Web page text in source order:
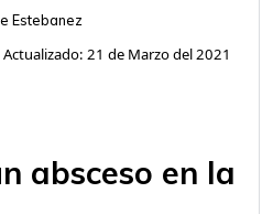
Estebanez
Actualizado: 21 de Marzo del 2021
absceso en la